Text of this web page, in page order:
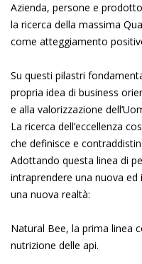
Azienda, persone e
la ricerca della massima
come atteggiamento
Su questi pilastri
propria idea di business
e alla valorizzazione
La ricerca dell’eccellenza
che definisce e
Adottando questa linea di
intraprendere una nuova
una nuova realtà:
Natural Bee, la prima linea
nutrizione delle api.